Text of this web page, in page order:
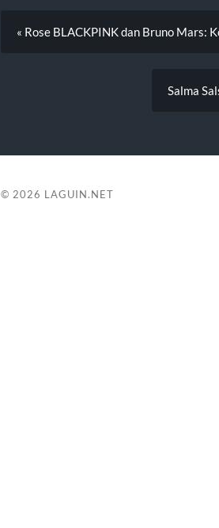
« Rose BLACKPINK dan Bruno Mars:
Salma
© 2026 LAGUIN.NET